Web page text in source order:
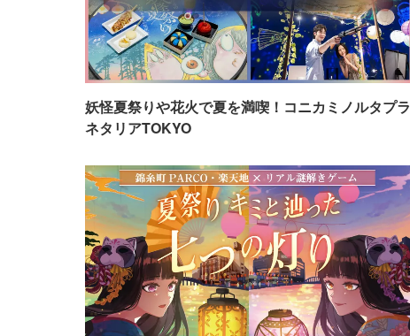
妖怪夏祭りや花火で夏を満喫！コニカミノルタプラ
ネタリアTOKYO